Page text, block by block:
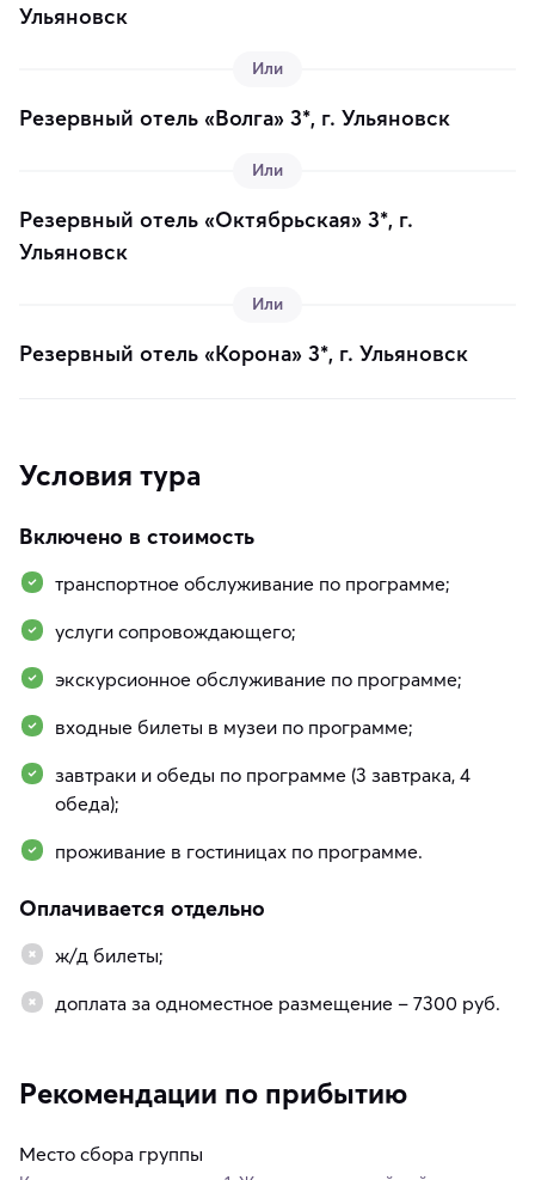
Ульяновск
Или
Резервный отель «Волга» 3*, г. Ульяновск
Или
Резервный отель «Октябрьская» 3*, г.
Ульяновск
Или
Резервный отель «Корона» 3*, г. Ульяновск
Условия тура
Включено в стоимость
транспортное обслуживание по программе;
услуги сопровождающего;
экскурсионное обслуживание по программе;
входные билеты в музеи по программе;
завтраки и обеды по программе (3 завтрака, 4
обеда);
проживание в гостиницах по программе.
Оплачивается отдельно
ж/д билеты;
доплата за одноместное размещение – 7300 руб.
Рекомендации по прибытию
Место сбора группы